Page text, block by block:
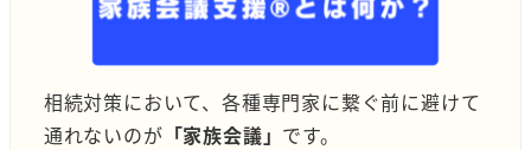
相続対策において、各種専門家に繋ぐ前に避けて
通れないのが 「家族会議」 です。